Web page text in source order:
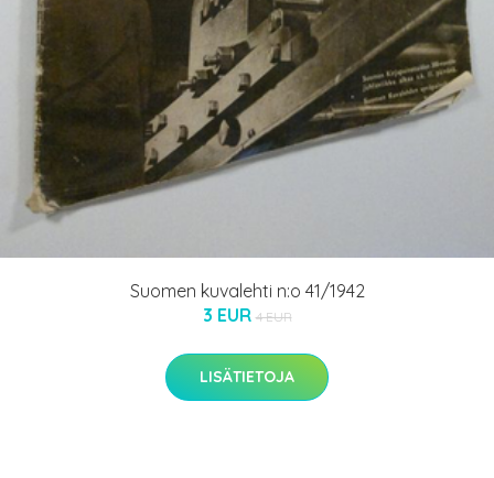
Suomen kuvalehti n:o 41/1942
3 EUR 4 EUR
LISÄTIETOJA